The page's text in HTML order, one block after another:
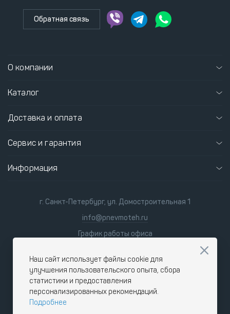
Обратная связь
О компании
Каталог
Доставка и оплата
Сервис и гарантия
Информация
г. Санкт-Петербург, ул. Домостроительная 1
info@pnevmoteh.ru
График работы офиса
сб-вс 9:00 - 18:00
Наш сайт использует файлы cookie для
улучшения пользовательского опыта, сбора
статистики и предоставления
персонализированных рекомендаций.
Подробнее